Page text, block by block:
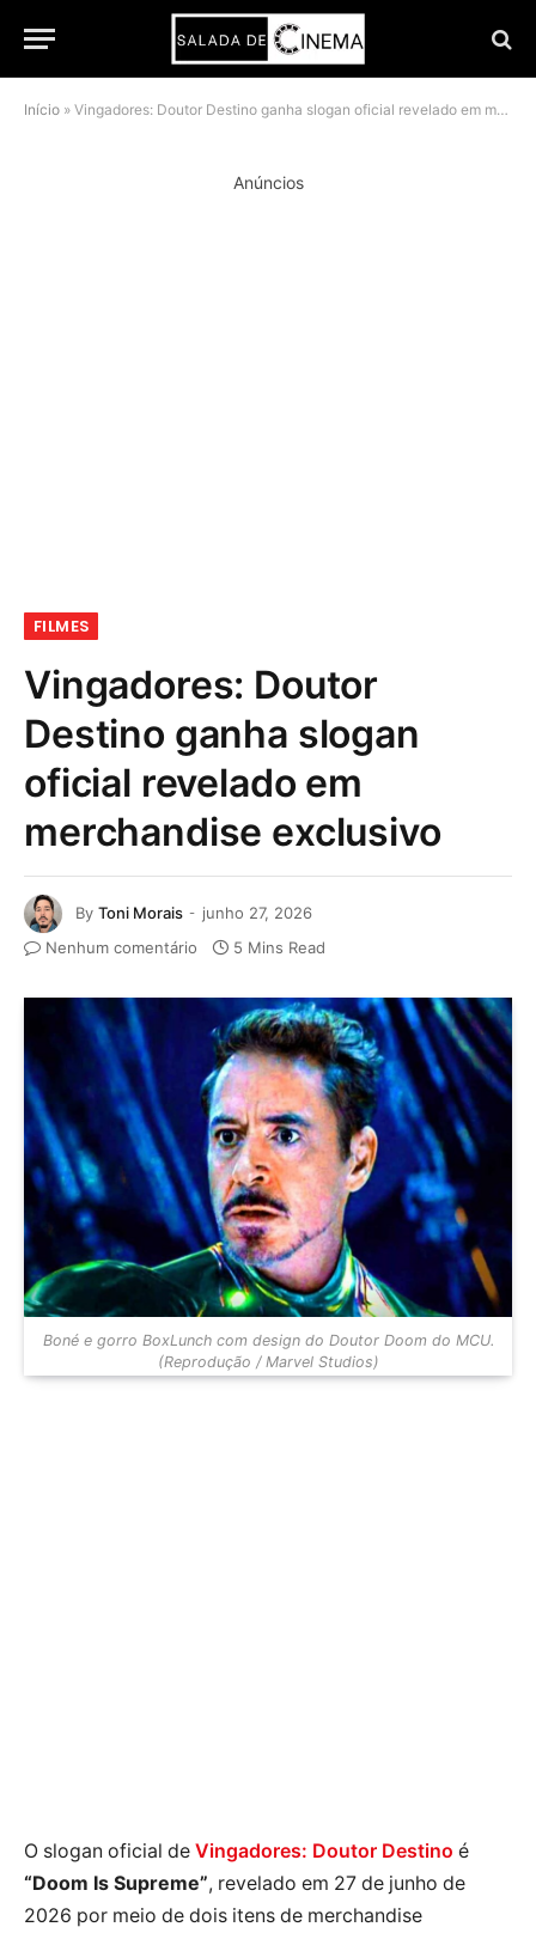
Início » Vingadores: Doutor Destino ganha slogan oficial revelado em merchandise exclusivo
Anúncios
FILMES
Vingadores: Doutor
Destino ganha slogan
oficial revelado em
merchandise exclusivo
By Toni Morais
junho 27, 2026
Nenhum comentário
5 Mins Read
Boné e gorro BoxLunch com design do Doutor Doom do MCU.
(Reprodução / Marvel Studios)
O slogan oficial de Vingadores: Doutor Destino é
“Doom Is Supreme”, revelado em 27 de junho de
2026 por meio de dois itens de merchandise